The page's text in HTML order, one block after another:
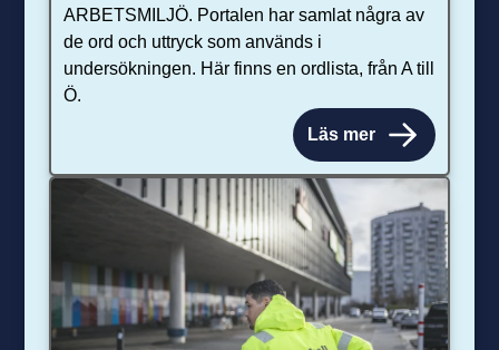
ARBETSMILJÖ. Portalen har samlat några av
de ord och uttryck som används i
undersökningen. Här finns en ordlista, från A till
Ö.
Läs mer